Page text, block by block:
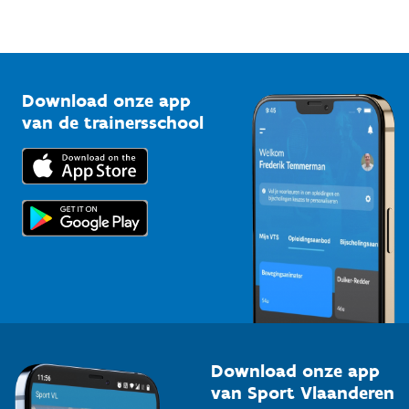
Bedrijven
Trainers en begeleiders
Topsporters
Vlaamse Trainersschool
Kennisplatform
Downloads
Voor de pers
Download onze app
van de trainersschool
Download onze app
van Sport Vlaanderen